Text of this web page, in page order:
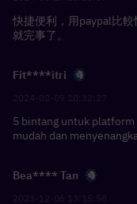
快捷便利，用paypal比
就完事了。
Fit****itri
5 bintang untuk platform
mudah dan
Bea**** Tan